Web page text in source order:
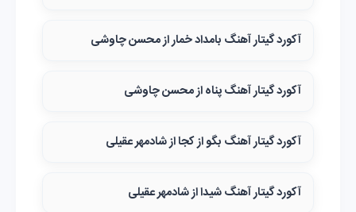
آکورد گیتار آهنگ بامداد خمار از محسن چاوشی
آکورد گیتار آهنگ پناه از محسن چاوشی
آکورد گیتار آهنگ بگو از کجا از شادمهر عقیلی
آکورد گیتار آهنگ شیدا از شادمهر عقیلی